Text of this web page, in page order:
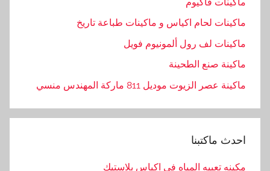
ماكينات لحام اكياس و ماكينات طباعة تاريخ
ماكينات لف رول ألمونيوم فويل
ماكينة صنع الطحينة
ماكينة عصر الزيوت موديل 811 ماركة المهندس منسي
احدث ماكتبنا
مكينه تعبيه المياه في اكياس بلاستيك